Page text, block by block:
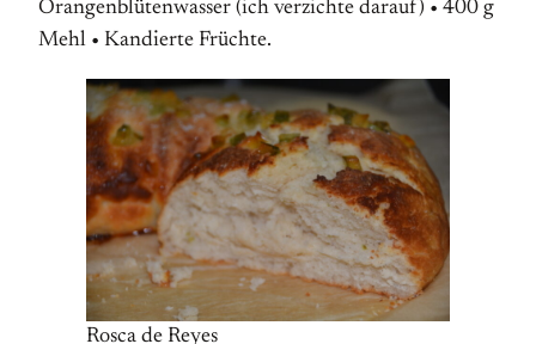
Orangenblütenwasser (ich verzichte darauf) • 400 g
Mehl • Kandierte Früchte.
Rosca de Reyes